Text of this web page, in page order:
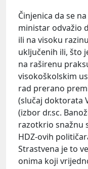
Činjenica da se
ministar odvažio
ili na visoku
uključenih ili, što
na raširenu
visokoškolskim
rad prerano
(slučaj doktorata
(izbor dr.sc.
razotkrio snažnu
HDZ-ovih
Strastvena je to
onima koji